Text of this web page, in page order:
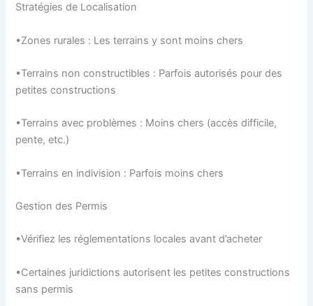
Stratégies de Localisation
•Zones rurales : Les terrains y sont moins chers
•Terrains non constructibles : Parfois autorisés pour des
petites constructions
•Terrains avec problèmes : Moins chers (accès difficile,
pente, etc.)
•Terrains en indivision : Parfois moins chers
Gestion des Permis
•Vérifiez les réglementations locales avant d’acheter
•Certaines juridictions autorisent les petites constructions
sans permis